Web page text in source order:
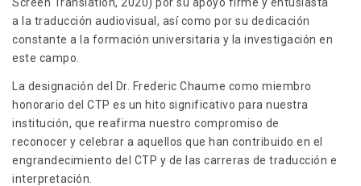
a la traducción audiovisual, así como por su dedicación
constante a la formación universitaria y la investigación en
este campo.
La designación del Dr. Frederic Chaume como miembro
honorario del CTP es un hito significativo para nuestra
institución, que reafirma nuestro compromiso de
reconocer y celebrar a aquellos que han contribuido en el
engrandecimiento del CTP y de las carreras de traducción e
interpretación.